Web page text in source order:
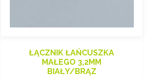
ŁĄCZNIK ŁAŃCUSZKA
MAŁEGO 3,2MM
BIAŁY/BRĄZ